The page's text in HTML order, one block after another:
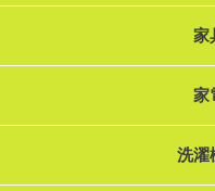
家
家
洗濯